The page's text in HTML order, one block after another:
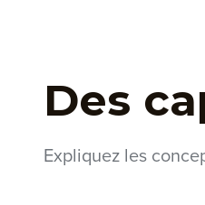
Des
Expliquez les